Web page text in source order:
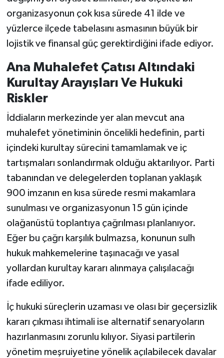
organizasyonun çok kısa sürede 41 ilde ve
yüzlerce ilçede tabelasını asmasının büyük bir
lojistik ve finansal güç gerektirdiğini ifade ediyor.
Ana Muhalefet Çatısı Altındaki
Kurultay Arayışları Ve Hukuki
Riskler
İddiaların merkezinde yer alan mevcut ana
muhalefet yönetiminin öncelikli hedefinin, parti
içindeki kurultay sürecini tamamlamak ve iç
tartışmaları sonlandırmak olduğu aktarılıyor. Parti
tabanından ve delegelerden toplanan yaklaşık
900 imzanın en kısa sürede resmi makamlara
sunulması ve organizasyonun 15 gün içinde
olağanüstü toplantıya çağrılması planlanıyor.
Eğer bu çağrı karşılık bulmazsa, konunun sulh
hukuk mahkemelerine taşınacağı ve yasal
yollardan kurultay kararı alınmaya çalışılacağı
ifade ediliyor.
İç hukuki süreçlerin uzaması ve olası bir geçersizlik
kararı çıkması ihtimali ise alternatif senaryoların
hazırlanmasını zorunlu kılıyor. Siyasi partilerin
yönetim meşruiyetine yönelik açılabilecek davalar